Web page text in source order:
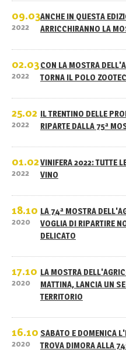
09.03
2022
ANCHE IN QUESTA
ARRICCHIRANNO LA
02.03
2022
CON LA MOSTRA
TORNA IL POLO
25.02
2022
IL TRENTINO DELLE
RIPARTE DALLA 75ª
01.02
2022
VINIFERA 2022: TUTTE
VINO
18.10
2020
LA 74ª MOSTRA
VOGLIA DI RIPARTIRE
DELICATO
17.10
2020
LA MOSTRA
MATTINA, LANCIA UN
TERRITORIO
16.10
2020
SABATO E DOMENICA
TROVA DIMORA ALLA